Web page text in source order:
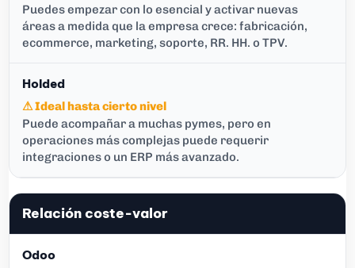
Puedes empezar con lo esencial y activar nuevas
áreas a medida que la empresa crece: fabricación,
ecommerce, marketing, soporte, RR. HH. o TPV.
⚠ Ideal hasta cierto nivel
Puede acompañar a muchas pymes, pero en
operaciones más complejas puede requerir
integraciones o un ERP más avanzado.
Relación coste-valor